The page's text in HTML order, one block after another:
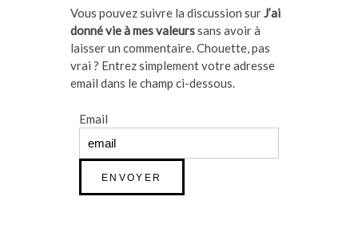
Vous pouvez suivre la discussion surJ’ai
donné vie à mes valeurssans avoir à
laisser un commentaire. Chouette, pas
vrai ? Entrez simplement votre adresse
email dans le champ ci-dessous.
Email